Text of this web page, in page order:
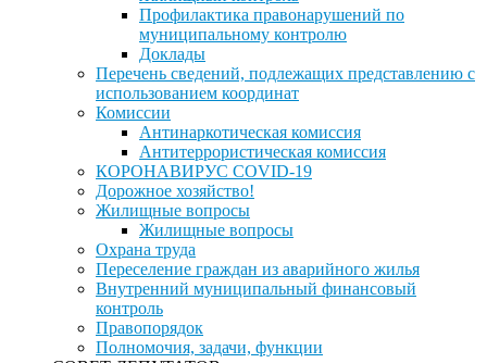
Профилактика правонарушений по
муниципальному контролю
Доклады
Перечень сведений, подлежащих представлению с
использованием координат
Комиссии
Антинаркотическая комиссия
Антитеррористическая комиссия
КОРОНАВИРУС COVID-19
Дорожное хозяйство!
Жилищные вопросы
Жилищные вопросы
Охрана труда
Переселение граждан из аварийного жилья
Внутренний муниципальный финансовый
контроль
Правопорядок
Полномочия, задачи, функции